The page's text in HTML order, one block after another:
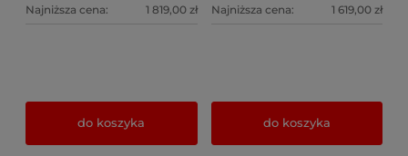
Najniższa cena: 1 819,00 zł
do koszyka
Najniższa cena: 1 619,00 zł
do koszyka